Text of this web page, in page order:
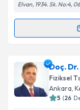
Kişisel
Elvan, 1934. Sk. No:4,
Randevu
Uzm. Dr.
talebi
için bir takvim
Doç.
Fiziksel
Ankara,
5 (26